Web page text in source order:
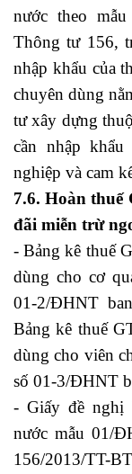
nước theo
Thông tư 156,
nhập khẩu của
chuyên dùng
tư xây dựng
cần nhập
nghiệp và cam
7.6. Hoàn
đãi miễn trừ
- Bảng kê thuế
dùng cho cơ
01-2/ĐHNT
Bảng kê thuế
dùng cho viên
số 01-3/ĐHNT
- Giấy đề nghị
nước mẫu 01/
156/2013/TT-